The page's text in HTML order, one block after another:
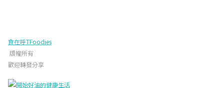
食在呼TFoodies
版權所有
歡迎轉發分享